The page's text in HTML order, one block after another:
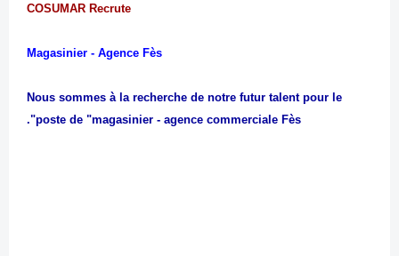
COSUMAR Recrute
Magasinier - Agence Fès
Nous sommes à la recherche de notre futur talent pour le
poste de "magasinier - agence commerciale Fès".